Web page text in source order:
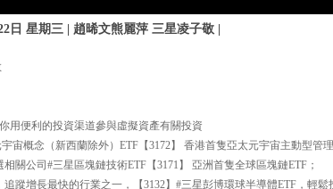
日 星期三 | 趙晞文熊麗萍 三星凌子敬 |
用便利的投資渠道參與虛擬資產有關投資
宙概念（新西蘭除外）ETF【3172】 香港首隻亞太元宇宙主動型管理
關公司#三星區塊鏈技術ETF【3171】 亞洲首隻全球區塊鏈ETF；
蹤增長最快的行業之一，【3132】#三星彭博環球半導體ETF，輕鬆